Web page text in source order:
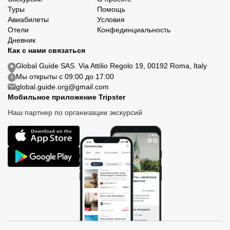
Туры
Авиабилеты
Отели
Дневник
Помощь
Условия
Конфединциальность
Как с нами связаться
Global Guide SAS. Via Attilio Regolo 19, 00192 Roma, Italy
Мы открыты с 09:00 до 17:00
global.guide.org@gmail.com
Мобильное приложение Tripster
Наш партнер по организации экскурсий